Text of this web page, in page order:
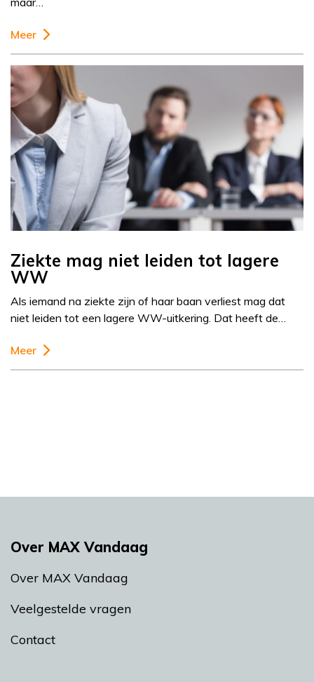
Meer
Ziekte mag niet leiden tot lagere
WW
Als iemand na ziekte zijn of haar baan verliest mag dat
niet leiden tot een lagere WW-uitkering. Dat heeft de…
Meer
Over MAX Vandaag
Over MAX Vandaag
Veelgestelde vragen
Contact